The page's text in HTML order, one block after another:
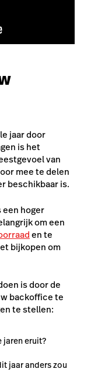
jaar door
is het
van
mee te delen
beschikbaar is.
een hoger
om een
en te
bijkopen om
is door de
backoffice te
te stellen:
jaren eruit?
jaar anders zou